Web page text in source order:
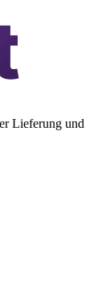
Lieferung und